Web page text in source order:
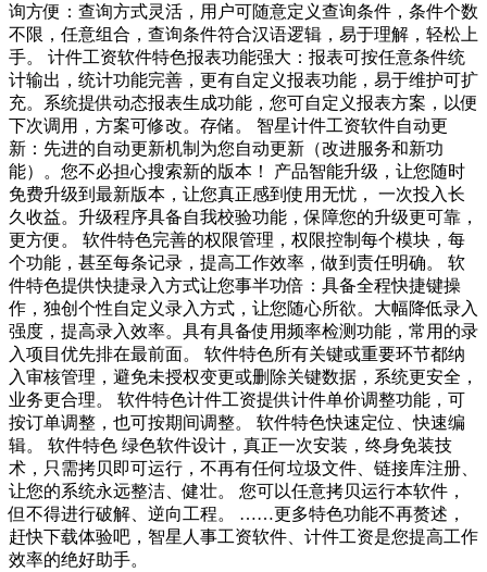
询方便：查询方式灵活，用户可随意定义查询条件，条件个数
不限，任意组合，查询条件符合汉语逻辑，易于理解，轻松上
手。 计件工资软件特色报表功能强大：报表可按任意条件统
计输出，统计功能完善，更有自定义报表功能，易于维护可扩
充。系统提供动态报表生成功能，您可自定义报表方案，以便
下次调用，方案可修改。存储。 智星计件工资软件自动更
新：先进的自动更新机制为您自动更新（改进服务和新功
能）。您不必担心搜索新的版本！ 产品智能升级，让您随时
免费升级到最新版本，让您真正感到使用无忧， 一次投入长
久收益。升级程序具备自我校验功能，保障您的升级更可靠，
更方便。 软件特色完善的权限管理，权限控制每个模块，每
个功能，甚至每条记录，提高工作效率，做到责任明确。 软
件特色提供快捷录入方式让您事半功倍：具备全程快捷键操
作，独创个性自定义录入方式，让您随心所欲。大幅降低录入
强度，提高录入效率。具有具备使用频率检测功能，常用的录
入项目优先排在最前面。 软件特色所有关键或重要环节都纳
入审核管理，避免未授权变更或删除关键数据，系统更安全，
业务更合理。 软件特色计件工资提供计件单价调整功能，可
按订单调整，也可按期间调整。 软件特色快速定位、快速编
辑。 软件特色 绿色软件设计，真正一次安装，终身免装技
术，只需拷贝即可运行，不再有任何垃圾文件、链接库注册、
让您的系统永远整洁、健壮。 您可以任意拷贝运行本软件，
但不得进行破解、逆向工程。 ……更多特色功能不再赘述，
赶快下载体验吧，智星人事工资软件、计件工资是您提高工作
效率的绝好助手。